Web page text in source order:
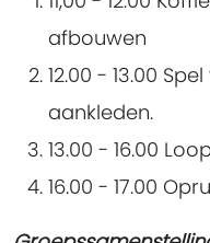
afbouwen
12.00 - 13.00
aankleden.
13.00 - 16.00
16.00 - 17.00